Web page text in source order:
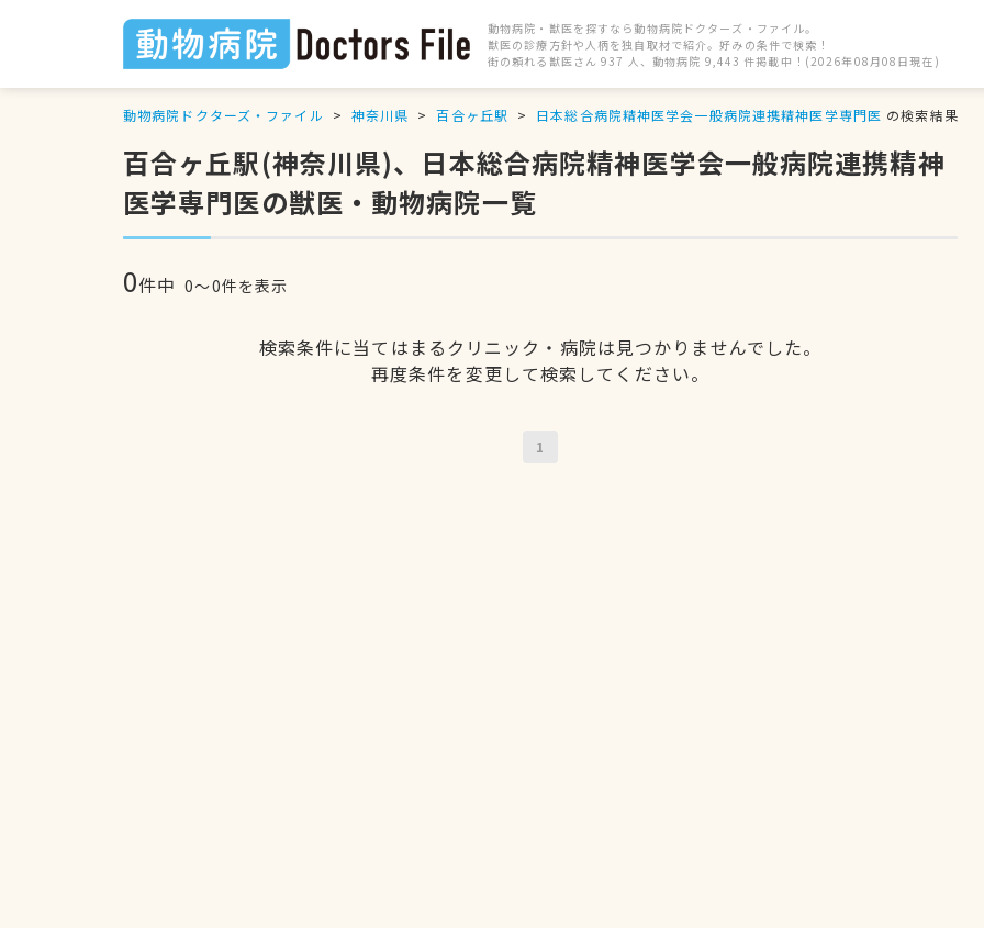
動物病院・獣医を探すなら動物病院ドクターズ・ファイル。
獣医の診療方針や人柄を独自取材で紹介。好みの条件で検索！
街の頼れる獣医さん 937 人、動物病院 9,443 件掲載中！(2026年08月08日現在)
動物病院ドクターズ・ファイル 神奈川県 百合ヶ丘駅 日本総合病院精神医学会一般病院連携精神医学専門医 の検索結果
百合ヶ丘駅(神奈川県)、日本総合病院精神医学会一般病院連携精神
医学専門医の獣医・動物病院一覧
0件中 0〜0件を表示
検索条件に当てはまるクリニック・病院は見つかりませんでした。
再度条件を変更して検索してください。
1